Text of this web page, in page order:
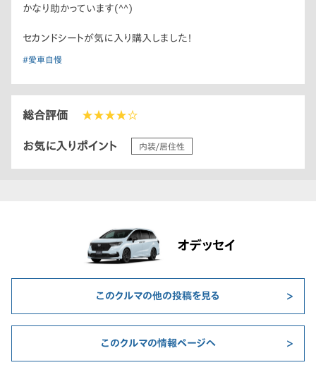
かなり助かっています(^^)
セカンドシートが気に入り購入しました！
#愛車自慢
総合評価 ★★★★☆
お気に入りポイント 内装/居住性
オデッセイ
このクルマの他の投稿を見る
このクルマの情報ページへ